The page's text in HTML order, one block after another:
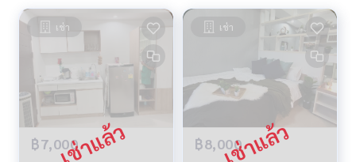
เช่า
฿7,000
เช่า
฿8,000